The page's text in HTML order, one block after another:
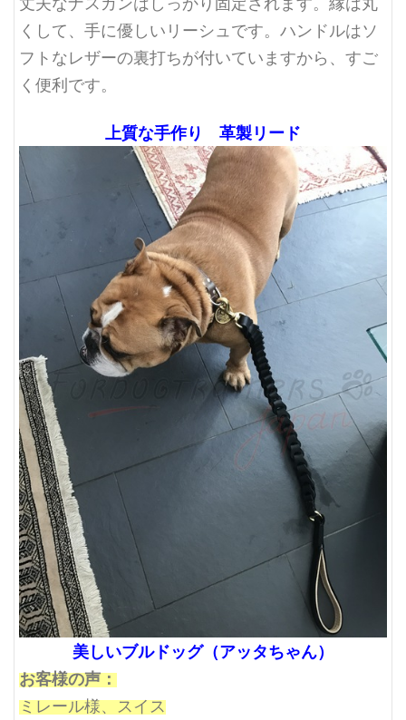
くして、手に優しいリーシュです。ハンドルはソ
フトなレザーの裏打ちが付いていますから、すご
く便利です。
上質な手作り 革製リード
美しいブルドッグ（アッタちゃん）
お客様の声：
ミレール様、スイス